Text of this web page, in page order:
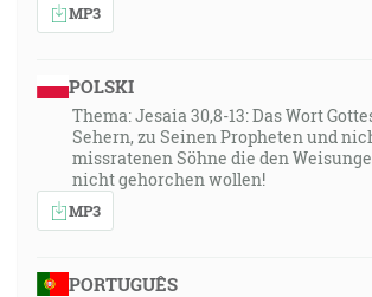
MP3
POLSKI
Thema: Jesaia 30,8-13: Das Wort
Sehern, zu Seinen Propheten und
missratenen Söhne die den
nicht gehorchen wollen!
MP3
PORTUGUÊS